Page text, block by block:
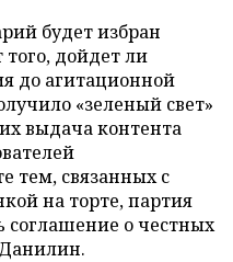
будет избран
того, дойдет ли
до агитационной
«зеленый свет»
выдача контента
тем, связанных с
на торте, партия
соглашение о честных